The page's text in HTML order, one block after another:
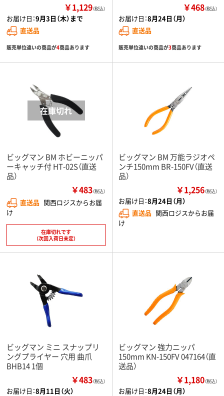
￥1,129（税込）
お届け日：9月3日（木）まで
直送品
販売単位違いの商品が4商品あります
￥468（税込）
お届け日：8月24日（月）
直送品
販売単位違いの商品が3商品あります
ビッグマン BM ホビーニッパ
ーキャッチ付 HT-02S（直送
品）
￥483（税込）
直送品 関西ロジスからお届
け
在庫切れです
（次回入荷日未定）
ビッグマン BM 万能ラジオペ
ンチ150mm BR-150FV（直送
品）
￥1,256（税込）
お届け日：8月24日（月）
直送品 関西ロジスからお届
け
ビッグマン ミニ スナップリ
ングプライヤー 穴用 曲爪
BHB14 1個
￥483（税込）
お届け日：8月11日（火）
ビッグマン 強力ニッパ
150mm KN-150FV 047164（直
送品）
￥1,180（税込）
お届け日：8月24日（月）